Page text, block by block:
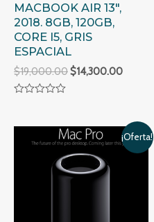
MACBOOK AIR 13″,
2018. 8GB, 120GB,
CORE I5, GRIS
ESPACIAL
$19,000.00$14,300.00
¡Oferta!